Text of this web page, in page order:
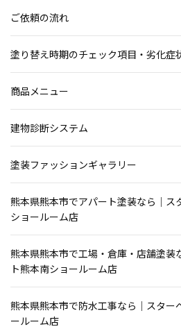
ご依頼の流れ
塗り替え時期のチェック項目・劣化症
商品メニュー
建物診断システム
塗装ファッションギャラリー
熊本県熊本市でアパート塗装なら｜ス
ショールーム店
熊本県熊本市で工場・倉庫・店舗塗装
ト熊本南ショールーム店
熊本県熊本市で防水工事なら｜スター
ールーム店